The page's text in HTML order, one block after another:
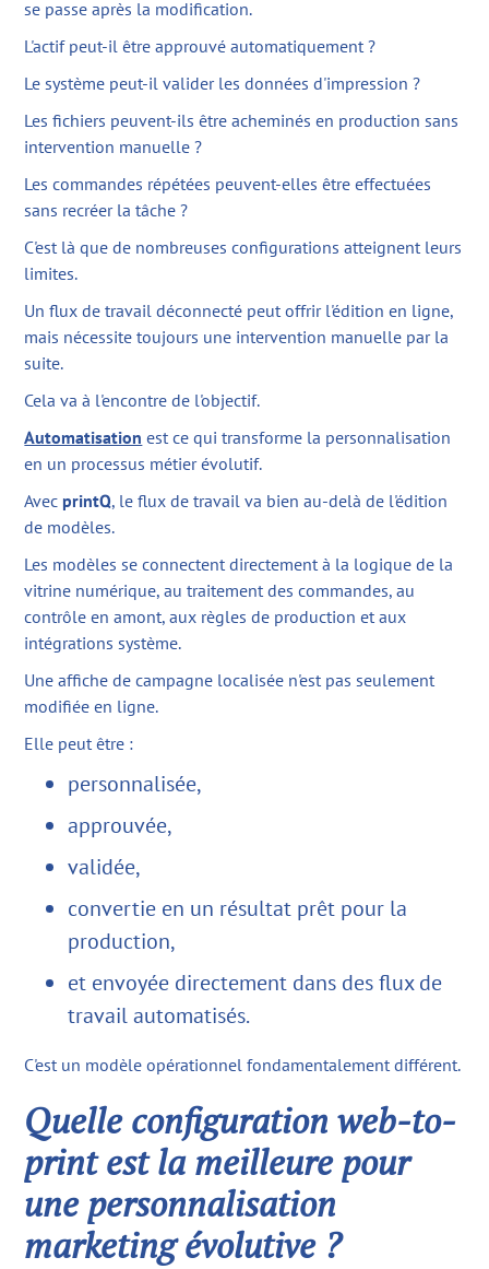
se passe après la modification.
L'actif peut-il être approuvé automatiquement ?
Le système peut-il valider les données d'impression ?
Les fichiers peuvent-ils être acheminés en production sans
intervention manuelle ?
Les commandes répétées peuvent-elles être effectuées
sans recréer la tâche ?
C'est là que de nombreuses configurations atteignent leurs
limites.
Un flux de travail déconnecté peut offrir l'édition en ligne,
mais nécessite toujours une intervention manuelle par la
suite.
Cela va à l'encontre de l'objectif.
Automatisation est ce qui transforme la personnalisation
en un processus métier évolutif.
Avec printQ, le flux de travail va bien au-delà de l'édition
de modèles.
Les modèles se connectent directement à la logique de la
vitrine numérique, au traitement des commandes, au
contrôle en amont, aux règles de production et aux
intégrations système.
Une affiche de campagne localisée n'est pas seulement
modifiée en ligne.
Elle peut être :
personnalisée,
approuvée,
validée,
convertie en un résultat prêt pour la
production,
et envoyée directement dans des flux de
travail automatisés.
C'est un modèle opérationnel fondamentalement différent.
Quelle configuration web-to-
print est la meilleure pour
une personnalisation
marketing évolutive ?